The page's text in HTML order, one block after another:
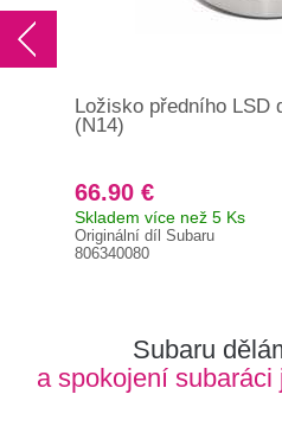
Ložisko předního LSD
(N14)
66.90 €
Skladem více než 5 Ks
Originální díl Subaru
806340080
Subaru
a spokojení subaráci